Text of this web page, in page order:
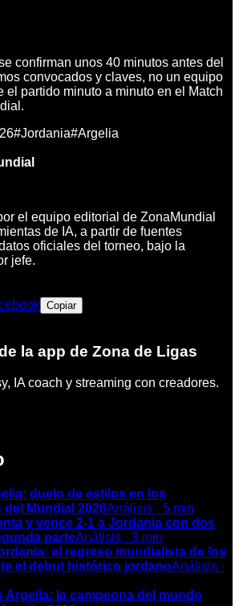
confirman unos 40 minutos antes del
convocados y claves, no un equipo
el partido minuto a minuto en el Match
#Jordania#Argelia
el equipo editorial de ZonaMundial
de IA, a partir de fuentes
oficiales del torneo, bajo la
jefe.
Copiar
la app de Zona de Ligas
IA coach y streaming con creadores.
duelo de estilos en los
Mundial 2026Análisis · 5 min
y vence 2-1 a Jordania con dos
parteAnálisis · 3 min
el regreso mundialista de los
el debut histórico jordanoAnálisis ·
Argelia: la campeona del mundo